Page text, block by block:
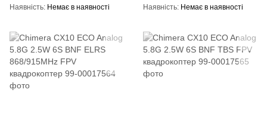
Наявність Немає в наявності Наявність Немає в наявності